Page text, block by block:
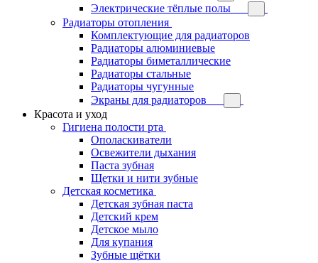
Электрические тёплые полы
Радиаторы отопления
Комплектующие для радиаторов
Радиаторы алюминиевые
Радиаторы биметаллические
Радиаторы стальные
Радиаторы чугунные
Экраны для радиаторов
Красота и уход
Гигиена полости рта
Ополаскиватели
Освежители дыхания
Паста зубная
Щетки и нити зубные
Детская косметика
Детская зубная паста
Детский крем
Детское мыло
Для купания
Зубные щётки